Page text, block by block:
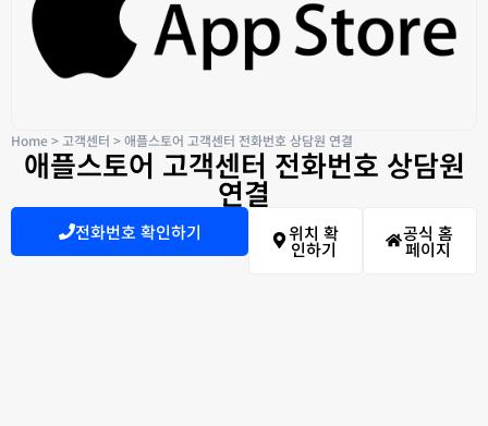
Home>고객센터 >애플스토어 고객센터 전화번호 상담원 연결
애플스토어 고객센터 전화번호 상담원
연결
전화번호 확인하기 위치 확
인하기
공식 홈
페이지